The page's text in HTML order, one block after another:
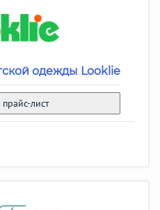
одежды Looklie
лист